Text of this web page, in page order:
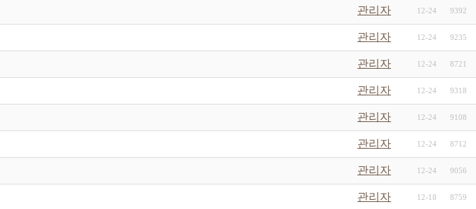
관리자 12-24 9392
관리자 12-24 9235
관리자 12-24 8721
관리자 12-24 9318
관리자 12-24 9108
관리자 12-24 8712
관리자 12-24 9056
관리자 12-18 8759